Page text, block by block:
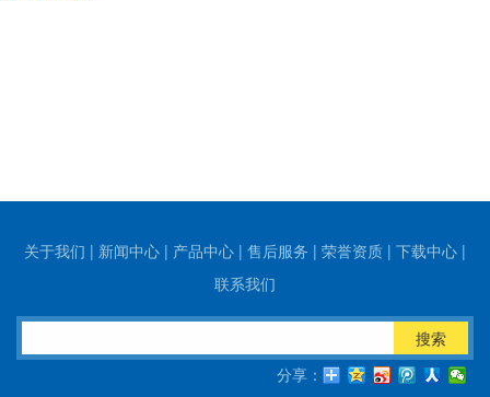
关于我们 | 新闻中心 | 产品中心 | 售后服务 | 荣誉资质 | 下载中心 |
联系我们
搜索
分享：